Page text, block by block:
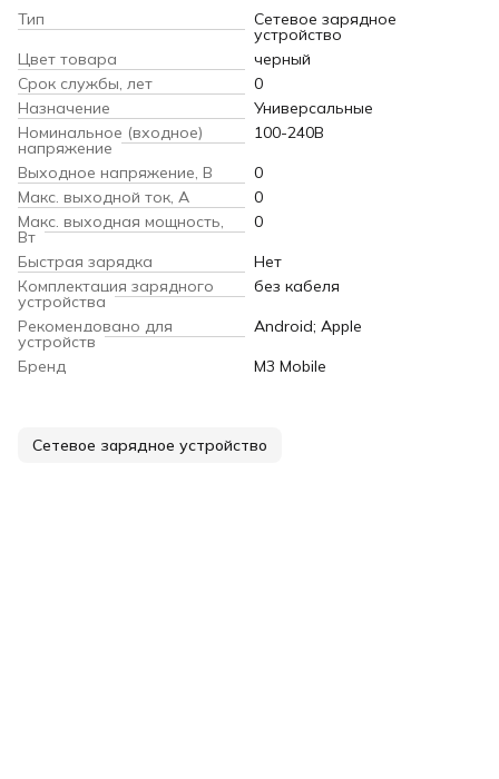
Тип
Сетевое зарядное
устройство
Цвет товара
черный
Срок службы, лет
0
Назначение
Универсальные
Номинальное (входное)
напряжение
100-240В
Выходное напряжение, В
0
Макс. выходной ток, А
0
Макс. выходная мощность,
Вт
0
Быстрая зарядка
Нет
Комплектация зарядного
устройства
без кабеля
Рекомендовано для
устройств
Android; Apple
Бренд
M3 Mobile
Сетевое зарядное устройство